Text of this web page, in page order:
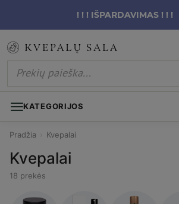
! ! ! IŠPARDAVIMAS ! ! !
KATEGORIJOS
Pradžia Kvepalai
Kvepalai
18 prekės